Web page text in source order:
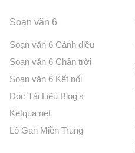
Soạn văn 6
Soạn văn 6 Cánh diều
Soạn văn 6 Chân trời
Soạn văn 6 Kết nối
Đọc Tài Liệu Blog's
Ketqua net
Lô Gan Miền Trung